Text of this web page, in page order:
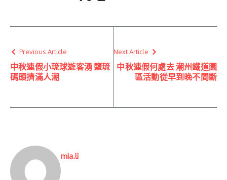
Previous Article
中秋連假小琉球遊客湧 鹽琉
碼頭擠滿人潮
Next Article
中秋連假何處去 潮州鐵道園
區活動從早到晚不間斷
mia.li